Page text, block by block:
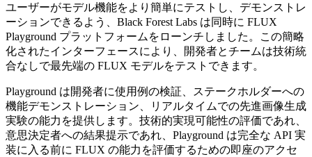
ユーザーがモデル機能をより簡単にテストし、デモンストレ
ーションできるよう、Black Forest Labs は同時に FLUX
Playground プラットフォームをローンチしました。この簡略
化されたインターフェースにより、開発者とチームは技術統
合なしで最先端の FLUX モデルをテストできます。
Playground は開発者に使用例の検証、ステークホルダーへの
機能デモンストレーション、リアルタイムでの先進画像生成
実験の能力を提供します。技術的実現可能性の評価であれ、
意思決定者への結果提示であれ、Playground は完全な API 実
装に入る前に FLUX の能力を評価するための即座のアクセ